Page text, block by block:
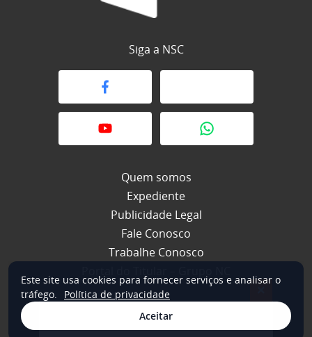
Siga a NSC
Quem somos
Expediente
Publicidade Legal
Fale Conosco
Trabalhe Conosco
© 2026 NSC Total. Todos os direitos reservados.
Este site usa cookies para fornecer serviços e analisar o
tráfego.
Política de privacidade
Aceitar